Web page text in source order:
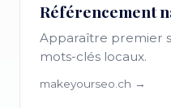
Référencement
Apparaître premier
mots-clés locaux.
makeyourseo.ch →